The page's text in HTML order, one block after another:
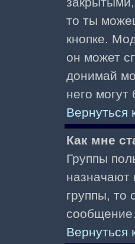
то ты
кнопке.
он может
донимай
него
Вернуться
Как мне
Группы
назначают
группы, то
сообщение.
Вернуться